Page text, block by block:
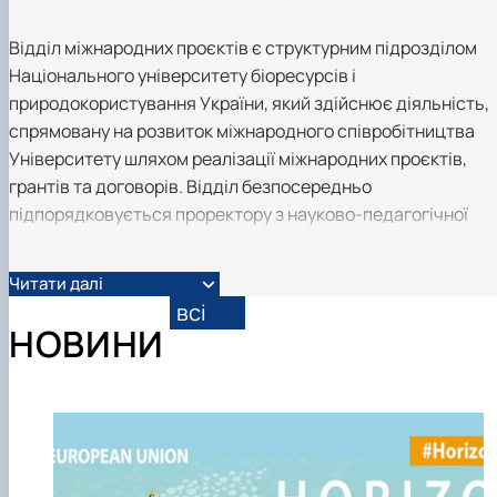
Відділ міжнародних проєктів є структурним підрозділом
Національного університету біоресурсів і
природокористування України, який здійснює діяльність,
спрямовану на розвиток міжнародного співробітництва
Університету шляхом реалізації міжнародних проєктів,
грантів та договорів. Відділ безпосередньо
підпорядковується проректору з науково-педагогічної
Основними напрямами діяльності Відділу є: розширення
міжнародної активності університету в контексті
залученості науковців університету до світової наукової
змін та узгодження чинних норм зі змінами; сприяння
забезпеченню освітньої та наукової місії університету.
Читати далі
НОВИНИ
всі